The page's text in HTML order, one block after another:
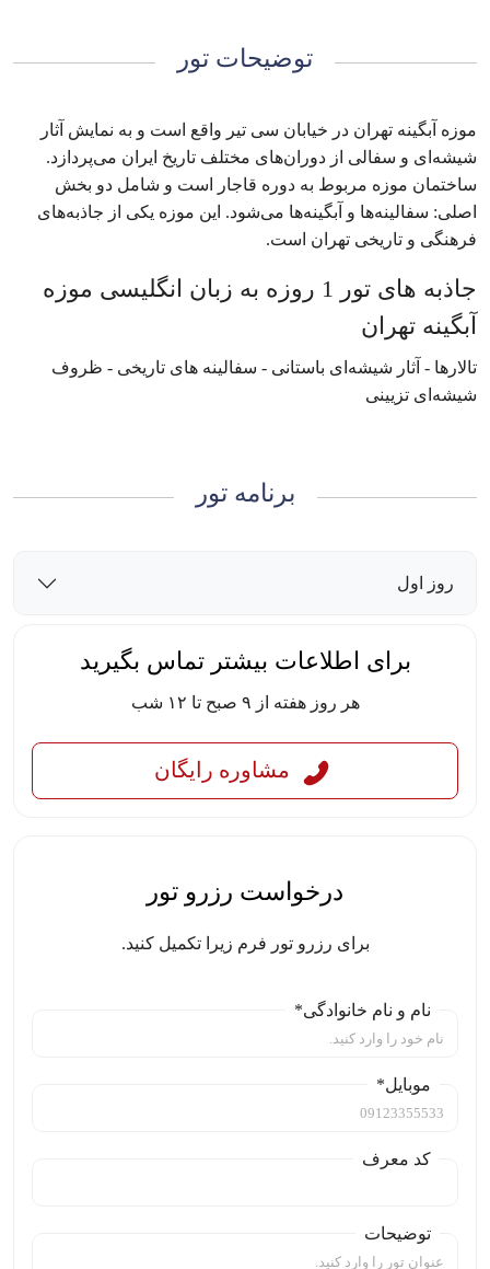
توضیحات تور
موزه آبگینه تهران در خیابان سی تیر واقع است و به نمایش آثار
شیشه‌ای و سفالی از دوران‌های مختلف تاریخ ایران می‌پردازد.
ساختمان موزه مربوط به دوره قاجار است و شامل دو بخش
اصلی: سفالینه‌ها و آبگینه‌ها می‌شود. این موزه یکی از جاذبه‌های
فرهنگی و تاریخی تهران است.
جاذبه های تور 1 روزه به زبان انگلیسی موزه
آبگینه تهران
تالار‌ها - آثار شیشه‌ای باستانی - سفالینه‌ های تاریخی - ظروف
شیشه‌ای تزیینی
برنامه تور
روز اول
برای اطلاعات بیشتر تماس بگیرید
هر روز هفته از ۹ صبح تا ۱۲ شب
مشاوره رایگان
درخواست رزرو تور
برای رزرو تور فرم زیرا تکمیل کنید.
نام و نام خانوادگی*
موبایل*
کد معرف
توضیحات